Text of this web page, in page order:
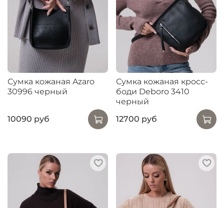
Сумка кожаная Azaro
30996 черный
10090 руб
Сумка кожаная кросс-
боди Deboro 3410
черный
12700 руб